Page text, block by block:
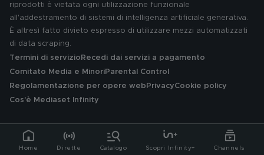
Home Dirette Catalogo Scopri Infinity+ Channels
riprodotti è vietata ogni utilizzazione funzionale
all'addestramento di sistemi di intelligenza artificiale generativa.
È altresì fatto divieto espresso di utilizzare mezzi automatizzati
di data scraping.
Termini di servizio Recedi dai servizi a pagamento
Comitato Media e MinoriParental Control
Regolamentazione per opere web PrivacyCookie policy
Cos'è Mediaset Infinity